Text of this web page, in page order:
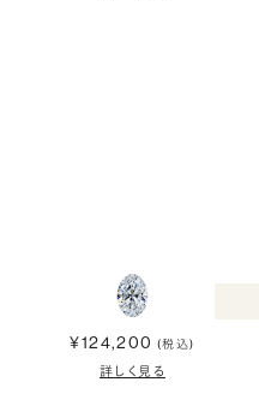
¥124,200 (税込)
詳しく見る